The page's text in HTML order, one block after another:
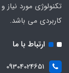
تکنولوژی مورد نیاز
کاربردی می باشد.
ارتباط با ما
09304024651